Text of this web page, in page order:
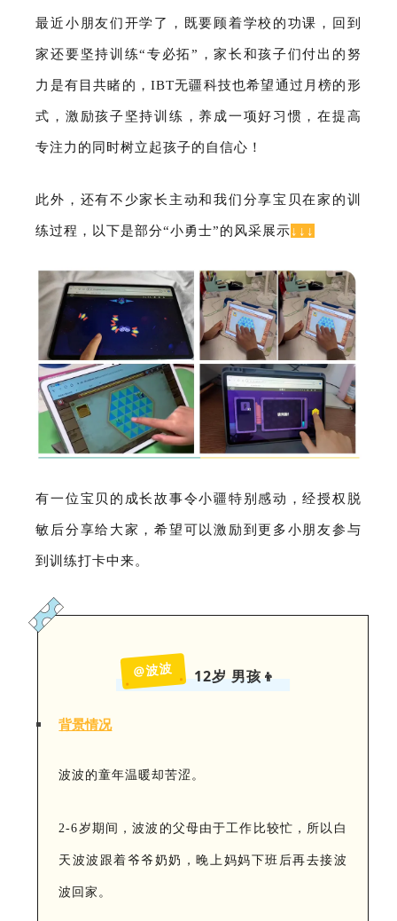
最近小朋友们开学了，既要顾着学校的功课，回到
家还要坚持训练“专必拓”，家长和孩子们付出的努
力是有目共睹的，IBT无疆科技也希望通过月榜的形
式，激励孩子坚持训练，养成一项好习惯，在提高
专注力的同时树立起孩子的自信心！
此外，还有不少家长主动和我们分享宝贝在家的训
练过程，以下是部分“小勇士”的风采展示↓↓↓
有一位宝贝的成长故事令小疆特别感动，经授权脱
敏后分享给大家，希望可以激励到更多小朋友参与
到训练打卡中来。
@波波 12岁 男孩👦
背景情况
波波的童年温暖却苦涩。
2-6岁期间，波波的父母由于工作比较忙，所以白
天波波跟着爷爷奶奶，晚上妈妈下班后再去接波
波回家。